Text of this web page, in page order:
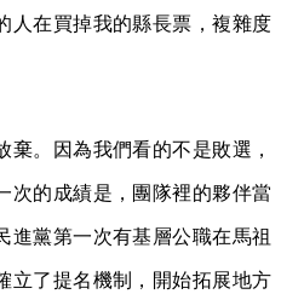
人在買掉我的縣長票，複雜度
棄。因為我們看的不是敗選，
次的成績是，團隊裡的夥伴當
進黨第一次有基層公職在馬祖
立了提名機制，開始拓展地方